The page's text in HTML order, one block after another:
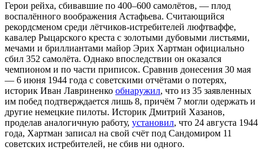
Герои рейха, сбивавшие по 400–600 самолётов, — плод
воспалённого воображения Астафьева. Считающийся
рекордсменом среди лётчиков-истребителей люфтваффе,
кавалер Рыцарского креста с золотыми дубовыми листьями,
мечами и бриллиантами майор Эрих Хартман официально
сбил 352 самолёта. Однако впоследствии он оказался
чемпионом и по части приписок. Сравнив донесения 30 мая
— 6 июня 1944 года с советскими отчётами о потерях,
историк Иван Лавриненко обнаружил, что из 35 заявленных
им побед подтверждается лишь 8, причём 7 могли одержать и
другие немецкие пилоты. Историк Дмитрий Хазанов,
проделав аналогичную работу, установил, что 24 августа 1944
года, Хартман записал на свой счёт под Сандомиром 11
советских истребителей, не сбив ни одного.